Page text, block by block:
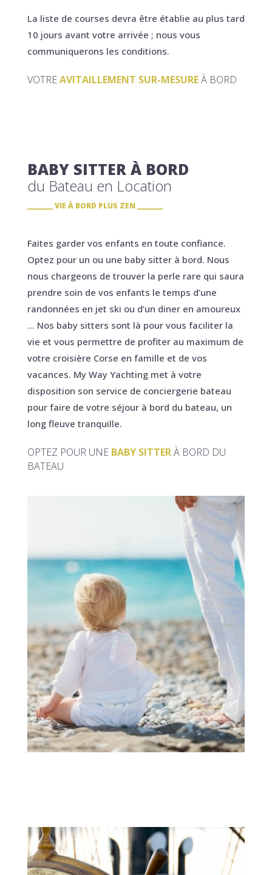
La liste de courses devra être établie au plus tard
10 jours avant votre arrivée ; nous vous
communiquerons les conditions.
VOTREAVITAILLEMENT SUR-MESUREÀ BORD
BABY SITTER À BORD
du Bateau en Location
VIE À BORD PLUS ZEN
Faites garder vos enfants en toute confiance.
Optez pour un ou une baby sitter à bord. Nous
nous chargeons de trouver la perle rare qui saura
prendre soin de vos enfants le temps d’une
randonnées en jet ski ou d’un diner en amoureux
… Nos baby sitters sont là pour vous faciliter la
vie et vous permettre de profiter au maximum de
votre croisière Corse en famille et de vos
vacances. My Way Yachting met à votre
disposition son service de conciergerie bateau
pour faire de votre séjour à bord du bateau, un
long fleuve tranquille.
OPTEZ POUR UNEBABY SITTERÀ BORD DU
BATEAU